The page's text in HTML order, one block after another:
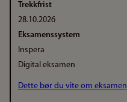
Trekkfrist
28.10.2026
Eksamenssystem
Inspera
Digital eksamen
Dette bør du vite om eksamen